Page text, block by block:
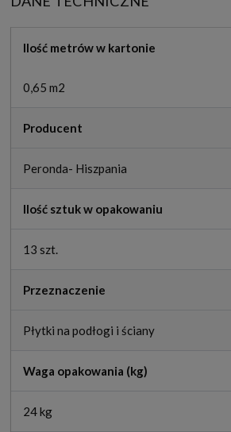
Ilość metrów w kartonie
0,65 m2
Producent
Peronda- Hiszpania
Ilość sztuk w opakowaniu
13 szt.
Przeznaczenie
Płytki na podłogi i ściany
Waga opakowania (kg)
24 kg